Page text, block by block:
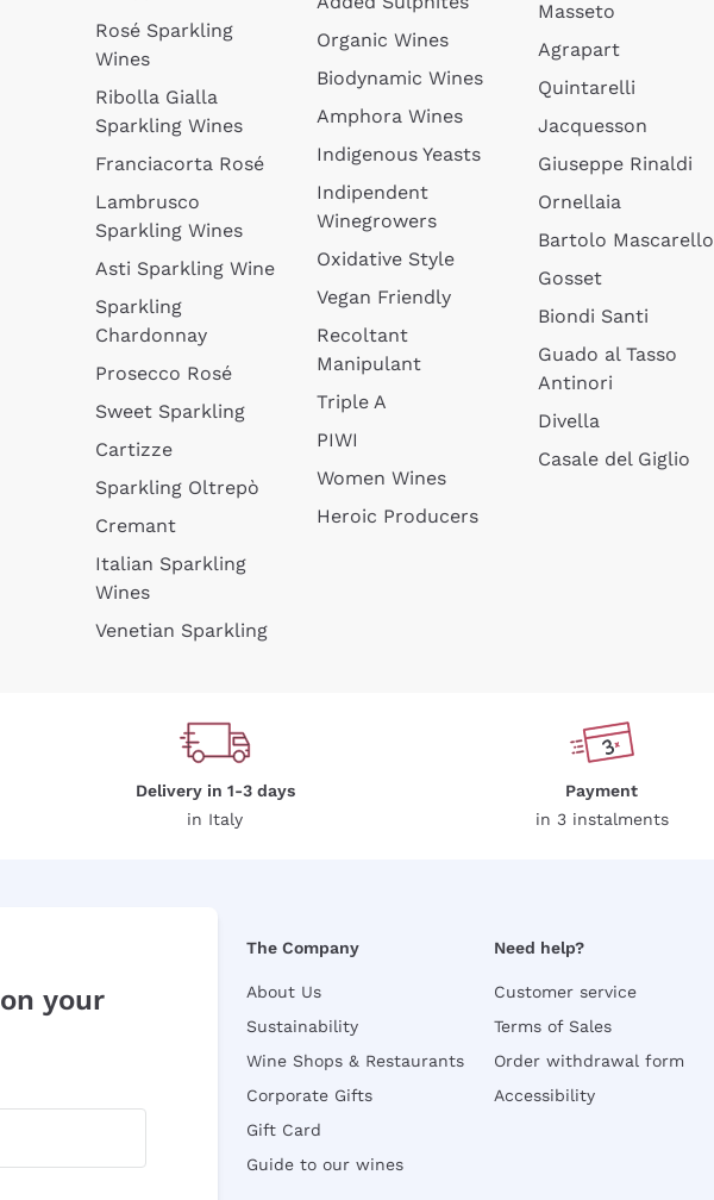
Rosé Sparkling
Wines
Ribolla Gialla
Sparkling Wines
Franciacorta Rosé
Lambrusco
Sparkling Wines
Asti Sparkling Wine
Sparkling
Chardonnay
Prosecco Rosé
Sweet Sparkling
Cartizze
Sparkling Oltrepò
Cremant
Italian Sparkling
Wines
Venetian Sparkling
Organic Wines
Biodynamic Wines
Amphora Wines
Indigenous Yeasts
Indipendent
Winegrowers
Oxidative Style
Vegan Friendly
Recoltant
Manipulant
Triple A
PIWI
Women Wines
Heroic Producers
Masseto
Agrapart
Quintarelli
Jacquesson
Giuseppe Rinaldi
Ornellaia
Bartolo Mascarello
Gosset
Biondi Santi
Guado al Tasso
Antinori
Divella
Casale del Giglio
Delivery in 1-3 days
in Italy
Payment
in 3 instalments
on your
The Company
About Us
Sustainability
Wine Shops & Restaurants
Corporate Gifts
Gift Card
Guide to our wines
Need help?
Customer service
Terms of Sales
Order withdrawal form
Accessibility